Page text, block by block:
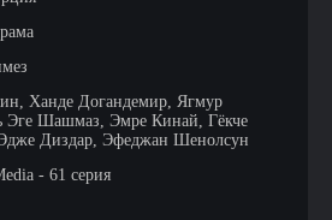
Ханде Догандемир, Ягмур
Эге Шашмаз, Эмре Кинай, Гёкче
Диздар, Эфеджан Шенолсун
- 61 серия